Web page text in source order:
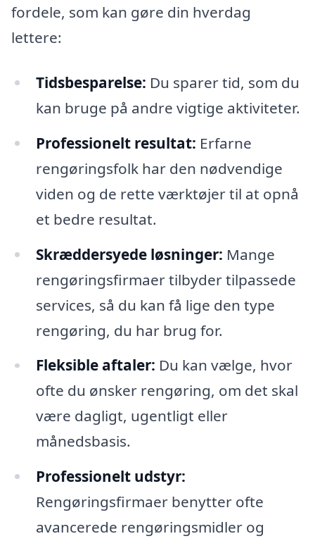
fordele, som kan gøre din hverdag
lettere:
Tidsbesparelse: Du sparer tid, som du
kan bruge på andre vigtige aktiviteter.
Professionelt resultat: Erfarne
rengøringsfolk har den nødvendige
viden og de rette værktøjer til at opnå
et bedre resultat.
Skræddersyede løsninger: Mange
rengøringsfirmaer tilbyder tilpassede
services, så du kan få lige den type
rengøring, du har brug for.
Fleksible aftaler: Du kan vælge, hvor
ofte du ønsker rengøring, om det skal
være dagligt, ugentligt eller
månedsbasis.
Professionelt udstyr:
Rengøringsfirmaer benytter ofte
avancerede rengøringsmidler og